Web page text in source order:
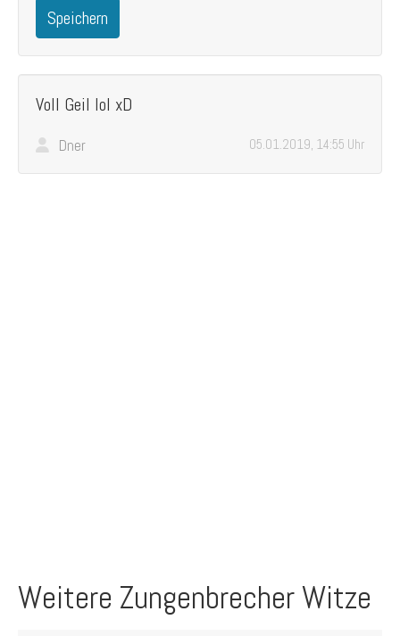
Speichern
Voll Geil lol xD
Dner 05.01.2019, 14:55 Uhr
Weitere Zungenbrecher Witze